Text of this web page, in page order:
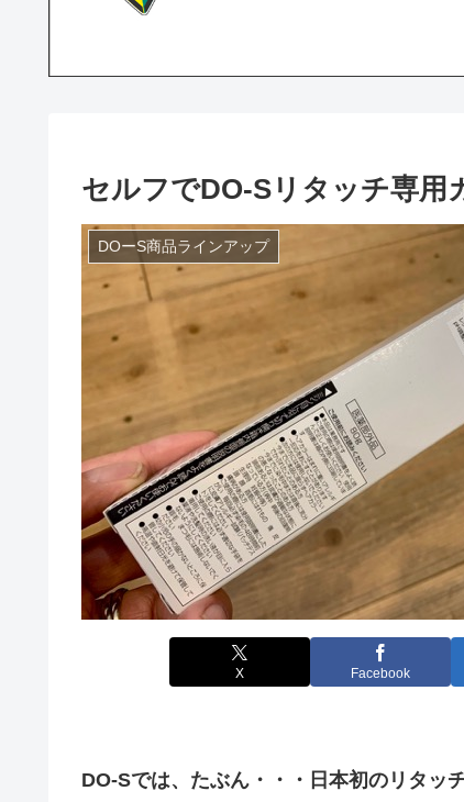
セルフでDO-Sリタッチ専用
DOーS商品ラインアップ
X Facebook
DO-Sでは、たぶん・・・ 日本初のリタッ